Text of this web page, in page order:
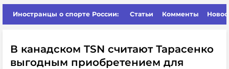
Иностранцы о спорте России: Статьи Комменты
В канадском TSN считают Тарасенко
выгодным приобретением для